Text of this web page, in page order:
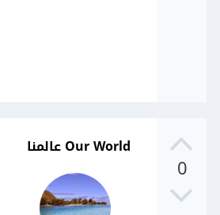
0
Our World عالمنا